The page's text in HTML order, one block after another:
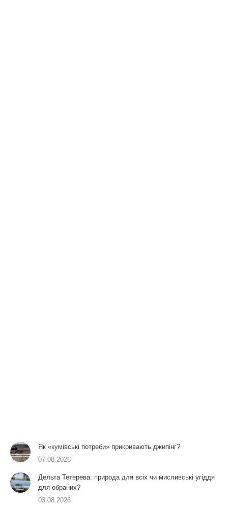
Як «кумівські потреби» прикривають джипінг?
07.08.2026
Дельта Тетерева: природа для всіх чи мисливські угіддя
для обраних?
03.08.2026